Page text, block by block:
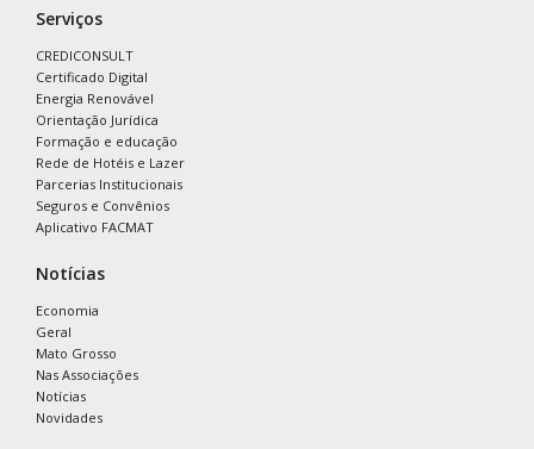
Serviços
CREDICONSULT
Certificado Digital
Energia Renovável
Orientação Jurídica
Formação e educação
Rede de Hotéis e Lazer
Parcerias Institucionais
Seguros e Convênios
Aplicativo FACMAT
Notícias
Economia
Geral
Mato Grosso
Nas Associações
Notícias
Novidades